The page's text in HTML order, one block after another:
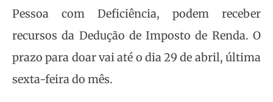
Pessoa com Deficiência, podem receber
recursos da Dedução de Imposto de Renda. O
prazo para doar vai até o dia 29 de abril, última
sexta-feira do mês.